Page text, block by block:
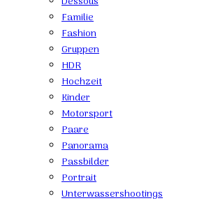
Familie
Fashion
Gruppen
HDR
Hochzeit
Kinder
Motorsport
Paare
Panorama
Passbilder
Portrait
Unterwassershootings